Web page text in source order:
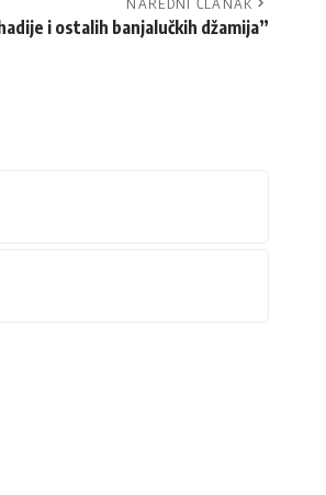
i ostalih banjalučkih džamija”